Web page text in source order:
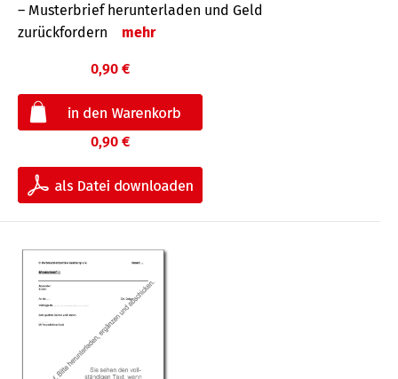
– Musterbrief herunterladen und Geld
zurückfordern
mehr
0,90 €
0,90 €